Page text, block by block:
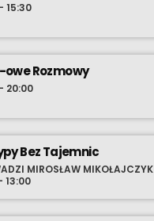
15:30
owe Rozmowy
20:00
Bez Tajemnic
MIROSŁAW MIKOŁAJCZYK
13:00